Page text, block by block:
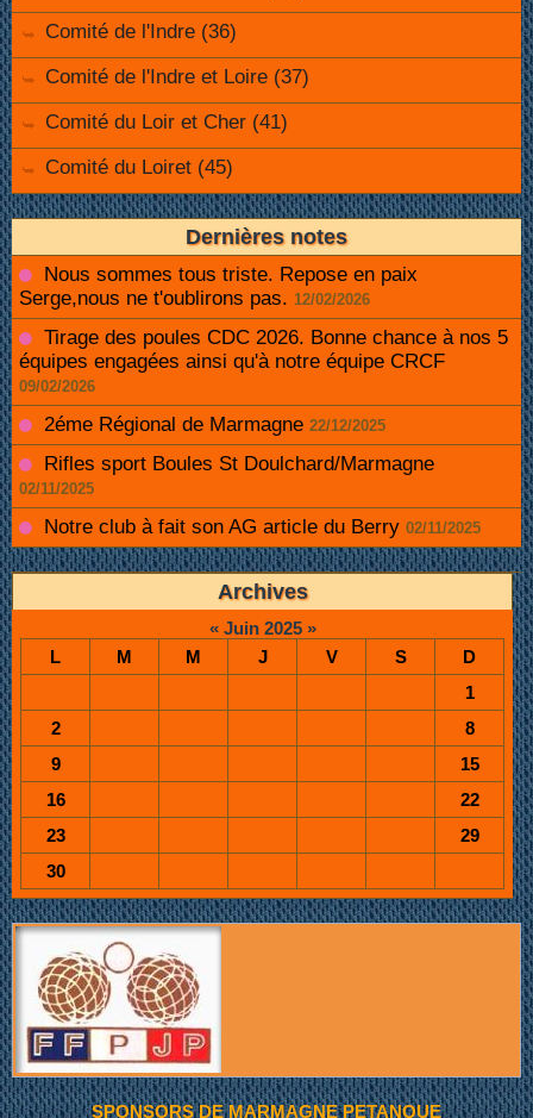
Comité de l'Indre (36)
Comité de l'Indre et Loire (37)
Comité du Loir et Cher (41)
Comité du Loiret (45)
Dernières notes
Nous sommes tous triste. Repose en paix
Serge,nous ne t'oublirons pas. 12/02/2026
Tirage des poules CDC 2026. Bonne chance à nos 5
équipes engagées ainsi qu'à notre équipe CRCF
09/02/2026
2éme Régional de Marmagne 22/12/2025
Rifles sport Boules St Doulchard/Marmagne
02/11/2025
Notre club à fait son AG article du Berry 02/11/2025
Archives
« Juin 2025 »
L
M M J V S
D
1
2
8
9
15
16
22
23
29
30
SPONSORS DE MARMAGNE PETANQUE